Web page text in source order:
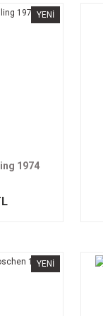
YENİ
1974
YENİ